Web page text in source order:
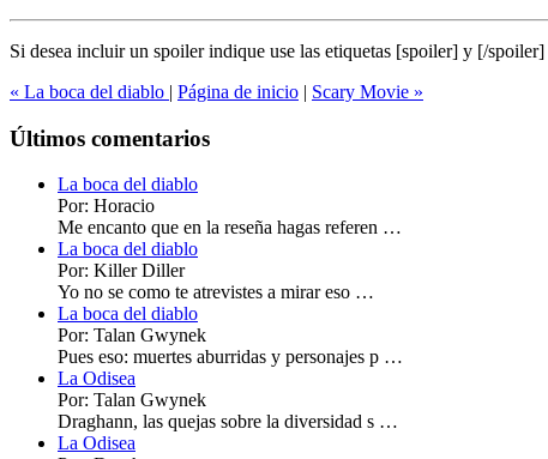
Si desea incluir un spoiler indique use las etiquetas [spoiler] y [/spoiler]
« La boca del diablo | Página de inicio | Scary Movie »
Últimos comentarios
La boca del diablo
Por: Horacio
Me encanto que en la reseña hagas referen …
La boca del diablo
Por: Killer Diller
Yo no se como te atrevistes a mirar eso …
La boca del diablo
Por: Talan Gwynek
Pues eso: muertes aburridas y personajes p …
La Odisea
Por: Talan Gwynek
Draghann, las quejas sobre la diversidad s …
La Odisea